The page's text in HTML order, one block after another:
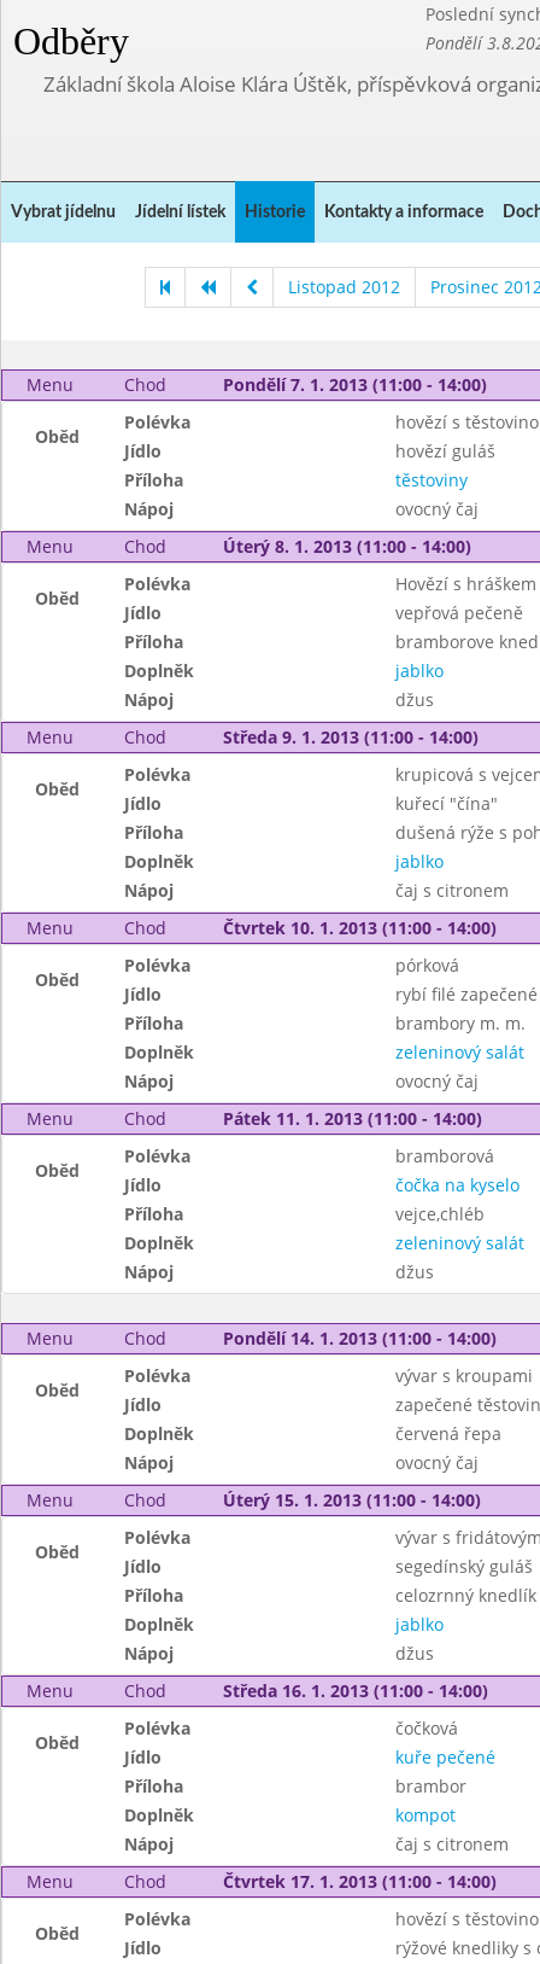
Odběry
Poslední
Pondělí
Základní škola Aloise Klára Úštěk, příspěvková
Vybrat jídelnu Jídelní lístek Historie Kontakty a informace
Listopad 2012 Prosinec
Menu Chod Pondělí 7. 1. 2013 (11:00 - 14:00)
Oběd
Polévka
hovězí s
Jídlo
hovězí guláš
Příloha
těstoviny
Nápoj
ovocný čaj
Menu
Chod Úterý 8. 1. 2013 (11:00 - 14:00)
Oběd
Polévka
Hovězí s
Jídlo
vepřová pečeně
Příloha
bramborove
Doplněk
jablko
Nápoj
džus
Menu
Chod Středa 9. 1. 2013 (11:00 - 14:00)
Oběd
Polévka
krupicová s
Jídlo
kuřecí "čína"
Příloha
dušená rýže s
Doplněk
jablko
Nápoj
čaj s citronem
Menu
Chod Čtvrtek 10. 1. 2013 (11:00 - 14:00)
Oběd
Polévka
pórková
Jídlo
rybí filé
Příloha
brambory m. m.
Doplněk
zeleninový salát
Nápoj
ovocný čaj
Menu
Chod Pátek 11. 1. 2013 (11:00 - 14:00)
Oběd
Polévka
bramborová
Jídlo
čočka na kyselo
Příloha
vejce,chléb
Doplněk
zeleninový salát
Nápoj
džus
Menu Chod Pondělí 14. 1. 2013 (11:00 - 14:00)
Oběd
Polévka
vývar s kroupami
Jídlo
zapečené
Doplněk
červená řepa
Nápoj
ovocný čaj
Menu
Chod Úterý 15. 1. 2013 (11:00 - 14:00)
Oběd
Polévka
vývar s
Jídlo
segedínský guláš
Příloha
celozrnný knedlík
Doplněk
jablko
Nápoj
džus
Menu
Chod Středa 16. 1. 2013 (11:00 - 14:00)
Oběd
Polévka
čočková
Jídlo
kuře pečené
Příloha
brambor
Doplněk
kompot
Nápoj
čaj s citronem
Menu
Chod Čtvrtek 17. 1. 2013 (11:00 - 14:00)
Oběd
Polévka
hovězí s
Jídlo
rýžové knedliky s